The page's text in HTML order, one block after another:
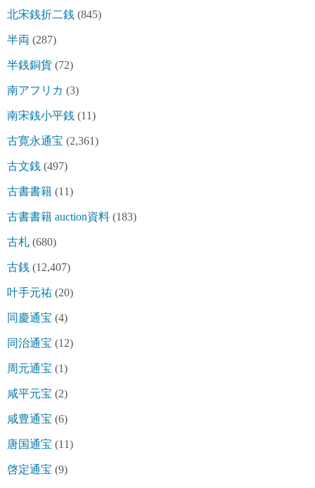
北宋銭折二銭 (845)
半両 (287)
半銭銅貨 (72)
南アフリカ (3)
南宋銭小平銭 (11)
古寛永通宝 (2,361)
古文銭 (497)
古書書籍 (11)
古書書籍 auction資料 (183)
古札 (680)
古銭 (12,407)
叶手元祐 (20)
同慶通宝 (4)
同治通宝 (12)
周元通宝 (1)
咸平元宝 (2)
咸豊通宝 (6)
唐国通宝 (11)
啓定通宝 (9)